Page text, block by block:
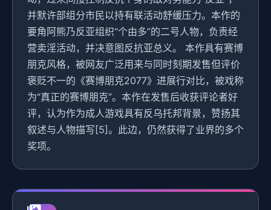
并默许部组分市民以持有联活动舒缓压力。本作的
要角阿熊乃反亚组织“个由多”的二号人物，负责经
营卖淫活动，并决意图反抗亚总义。 本作具有赛博
朋克风格，被网友广泛用来与同时刻期发售但评价
褒贬不一的《赛博朋克2077》进展行对比，被戏称
为“真正的赛博朋克”。本作在发售后收获评论者好
评，认为作为成人游戏具有反乌托邦背景，赞扬其
叙述与人物描写[5]。此边，仍然获得了业界的多个
奖项。